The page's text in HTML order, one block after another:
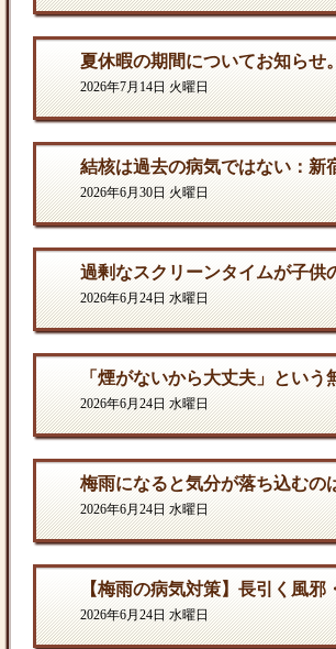
夏休暇の期間についてお知らせ。
2026年7月14日 火曜日
2026年6月30日 火曜日
2026年6月24日 水曜日
2026年6月24日 水曜日
2026年6月24日 水曜日
2026年6月24日 水曜日